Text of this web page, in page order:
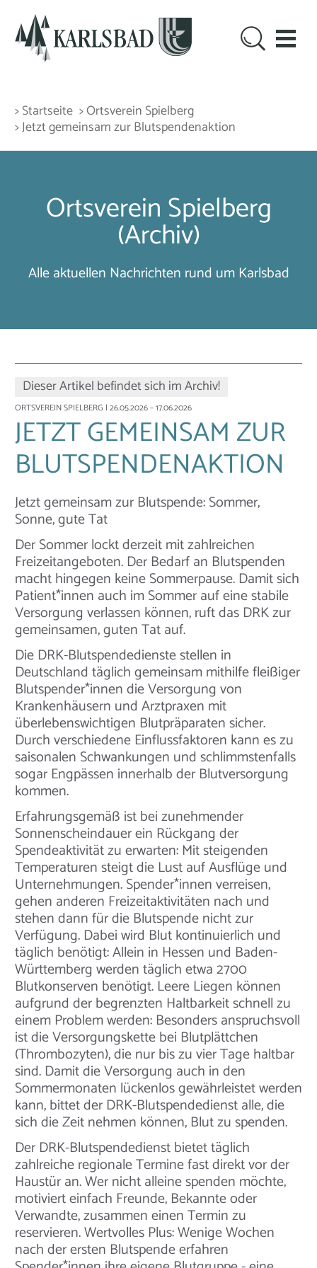
> Startseite > Ortsverein Spielberg
> Jetzt gemeinsam zur Blutspendenaktion
Ortsverein Spielberg
(Archiv)
Alle aktuellen Nachrichten rund um Karlsbad
Dieser Artikel befindet sich im Archiv!
ORTSVEREIN SPIELBERG | 26.05.2026 – 17.06.2026
JETZT GEMEINSAM ZUR
BLUTSPENDENAKTION
Jetzt gemeinsam zur Blutspende: Sommer,
Sonne, gute Tat
Der Sommer lockt derzeit mit zahlreichen
Freizeitangeboten. Der Bedarf an Blutspenden
macht hingegen keine Sommerpause. Damit sich
Patient*innen auch im Sommer auf eine stabile
Versorgung verlassen können, ruft das DRK zur
gemeinsamen, guten Tat auf.
Die DRK-Blutspendedienste stellen in
Deutschland täglich gemeinsam mithilfe fleißiger
Blutspender*innen die Versorgung von
Krankenhäusern und Arztpraxen mit
überlebenswichtigen Blutpräparaten sicher.
Durch verschiedene Einflussfaktoren kann es zu
saisonalen Schwankungen und schlimmstenfalls
sogar Engpässen innerhalb der Blutversorgung
kommen.
Erfahrungsgemäß ist bei zunehmender
Sonnenscheindauer ein Rückgang der
Spendeaktivität zu erwarten: Mit steigenden
Temperaturen steigt die Lust auf Ausflüge und
Unternehmungen. Spender*innen verreisen,
gehen anderen Freizeitaktivitäten nach und
stehen dann für die Blutspende nicht zur
Verfügung. Dabei wird Blut kontinuierlich und
täglich benötigt: Allein in Hessen und Baden-
Württemberg werden täglich etwa 2700
Blutkonserven benötigt. Leere Liegen können
aufgrund der begrenzten Haltbarkeit schnell zu
einem Problem werden: Besonders anspruchsvoll
ist die Versorgungskette bei Blutplättchen
(Thrombozyten), die nur bis zu vier Tage haltbar
sind. Damit die Versorgung auch in den
Sommermonaten lückenlos gewährleistet werden
kann, bittet der DRK-Blutspendedienst alle, die
sich die Zeit nehmen können, Blut zu spenden.
Der DRK-Blutspendedienst bietet täglich
zahlreiche regionale Termine fast direkt vor der
Haustür an. Wer nicht alleine spenden möchte,
motiviert einfach Freunde, Bekannte oder
Verwandte, zusammen einen Termin zu
reservieren. Wertvolles Plus: Wenige Wochen
nach der ersten Blutspende erfahren